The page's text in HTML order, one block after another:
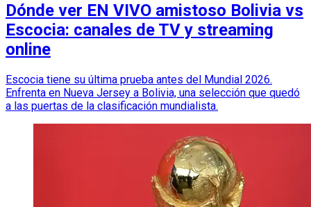
Dónde ver EN VIVO amistoso Bolivia vs
Escocia: canales de TV y streaming
online
Escocia tiene su última prueba antes del Mundial 2026.
Enfrenta en Nueva Jersey a Bolivia, una selección que quedó
a las puertas de la clasificación mundialista.